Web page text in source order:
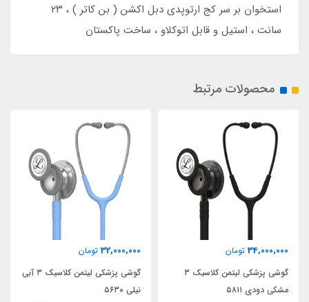
استخوان بر سر کج ارتوپدی دبل اکشن ( بن کاتر ) ، ۲۳
سانت ، استیل و قابل اتوکلاو ، ساخت پاکستان
محصولات مرتبط
34,000,000 تومان
گوشی پزشکی لیتمن کلاسیک ۳
مشکی دودی ۵۸۱۱
32,000,000 تومان
گوشی پزشکی لیتمن کلاسیک ۳ آبی
نیلی ۵۶۳۰